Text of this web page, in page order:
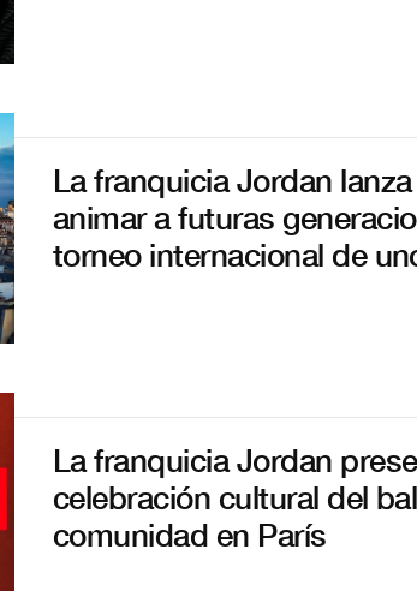
La franquicia Jordan
animar a futuras
torneo internacional de
La franquicia Jordan
celebración cultural del
comunidad en París